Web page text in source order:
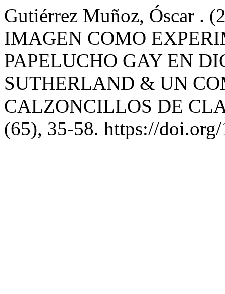
Gutiérrez Muñoz, Óscar .
IMAGEN COMO
PAPELUCHO GAY EN
SUTHERLAND & UN
CALZONCILLOS DE
(65), 35-58. https://